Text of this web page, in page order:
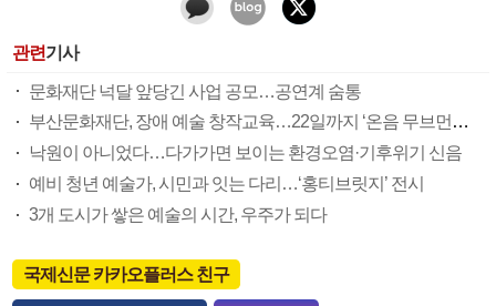
관련기사
문화재단 넉달 앞당긴 사업 공모…공연계 숨통
부산문화재단, 장애 예술 창작교육…22일까지 ‘온음 무브먼트’ 단원모집
낙원이 아니었다…다가가면 보이는 환경오염·기후위기 신음
예비 청년 예술가, 시민과 잇는 다리…‘홍티브릿지’ 전시
3개 도시가 쌓은 예술의 시간, 우주가 되다
국제신문 카카오플러스 친구